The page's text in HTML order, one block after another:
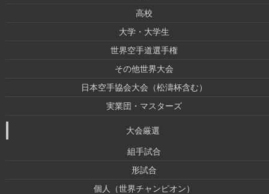
高校
大学・大学生
世界空手道選手権
その他世界大会
日本空手協会大会（松濤杯含む）
実業団・マスターズ
大会厳選
組手試合
形試合
個人（世界チャンピオン）